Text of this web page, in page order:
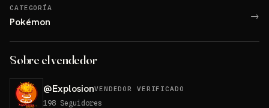
CATEGORÍA
Pokémon →
Sobre el vendedor
@ExplosionVENDEDOR VERIFICADO
198 Seguidores